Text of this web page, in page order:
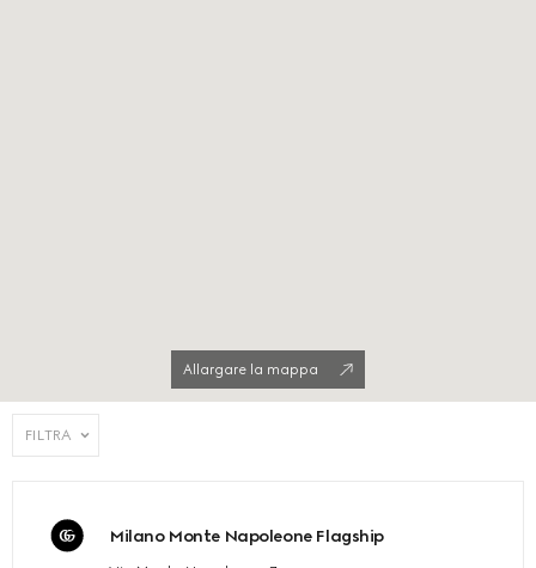
Allargare la mappa
FILTRA
Milano Monte Napoleone Flagship